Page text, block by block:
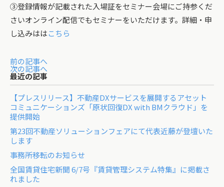
③登録情報が記載された入場証をセミナー会場にご持参くだ
さいオンライン配信でもセミナーをいただけます。詳細・申
し込みははこちら
前の記事へ
次の記事へ
最近の記事
【プレスリリース】不動産DXサービスを展開するアセット
コミュニケーションズ「原状回復DX with BMクラウド」を
提供開始
第23回不動産ソリューションフェアにて代表近藤が登壇いた
します
事務所移転のお知らせ
全国賃貸住宅新聞 6/7号『賃貸管理システム特集』に掲載さ
れました